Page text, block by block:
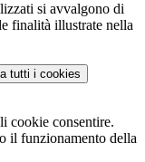
si avvalgono di
finalità illustrate nella
tutti i cookies
cookie consentire.
il funzionamento della